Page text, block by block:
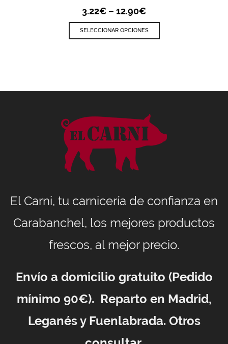
3.22€ – 12.90€
SELECCIONAR OPCIONES
El Carni, tu carnicería de confianza en
Carabanchel, los mejores productos
frescos, al mejor precio.
Envío a domicilio gratuito (Pedido
mínimo 90€). Reparto en Madrid,
Leganés y Fuenlabrada. Otros